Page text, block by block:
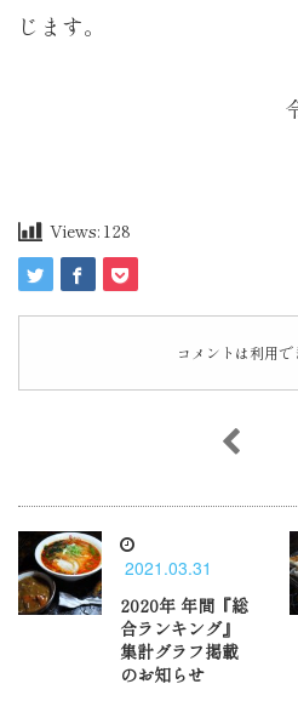
じます。
Views: 128
コメントは利用で
2021.03.31
2020年 年間『総
合ランキング』
集計グラフ掲載
のお知らせ